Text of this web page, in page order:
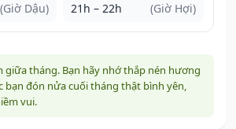
(Giờ Dậu) 21h – 22h (Giờ Hợi)
giữa tháng. Bạn hãy nhớ thắp nén hương
bạn đón nửa cuối tháng thật bình yên,
vui.